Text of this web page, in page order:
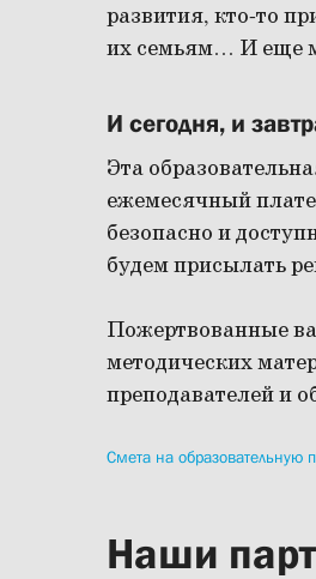
развития, кто-то
их семьям… И еще
И сегодня, и
Эта
ежемесячный
безопасно и
будем присылать
Пожертвованные
методических
преподавателей и
Смета на образовательную
Наши